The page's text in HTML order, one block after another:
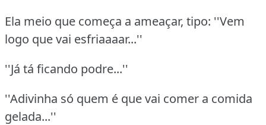
Ela meio que começa a ameaçar, tipo: ''Vem
logo que vai esfriaaaar...''
''Já tá ficando podre...''
''Adivinha só quem é que vai comer a comida
gelada...''